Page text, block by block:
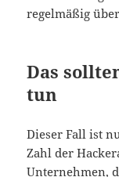
regelmäßig
Das
tun
Dieser Fall ist
Zahl der
Unternehmen,